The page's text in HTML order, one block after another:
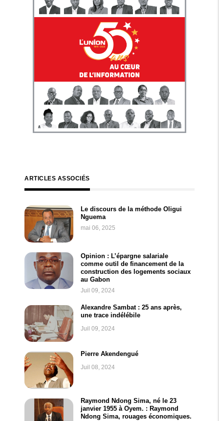
ARTICLES ASSOCIÉS
Le discours de la méthode Oligui
Nguema
mai 06, 2025
Opinion : L’épargne salariale
comme outil de financement de la
construction des logements sociaux
au Gabon
Juil 09, 2024
Alexandre Sambat : 25 ans après,
une trace indélébile
Juil 09, 2024
Pierre Akendengué
Juil 08, 2024
Raymond Ndong Sima, né le 23
janvier 1955 à Oyem. : Raymond
Ndong Sima, rouages économiques.